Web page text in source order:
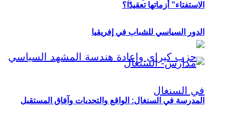
الاستفتاء” أزماتها تعقيدًا؟
الدور السياسي للشباب في إفريقيا
المدرسة في السنغال: الواقع والتحديات وآفاق المستقبل